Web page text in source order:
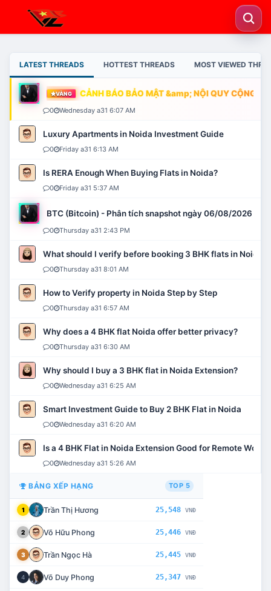
LATEST THREADS HOTTEST THREADS MOST VIEWED
VÀNG CẢNH BÁO BẢO MẬT &amp; NỘI QUY CỘNG
0 Wednesday a31 6:07 AM
Luxury Apartments in Noida Investment Guide
0 Friday a31 6:13 AM
Is RERA Enough When Buying Flats in Noida?
0 Friday a31 5:37 AM
BTC (Bitcoin) - Phân tích snapshot ngày 06/08/2026
0 Thursday a31 2:43 PM
What should I verify before booking 3 BHK flats in Noida?
0 Thursday a31 8:01 AM
How to Verify property in Noida Step by Step
0 Thursday a31 6:57 AM
Why does a 4 BHK flat Noida offer better privacy?
0 Thursday a31 6:30 AM
Why should I buy a 3 BHK flat in Noida Extension?
0 Wednesday a31 6:25 AM
Smart Investment Guide to Buy 2 BHK Flat in Noida
0 Wednesday a31 6:20 AM
Is a 4 BHK Flat in Noida Extension Good for Remote Work?
0 Wednesday a31 5:26 AM
BẢNG XẾP HẠNG TOP 5
1 Trần Thị Hương 25,548 VNĐ
2 Võ Hữu Phong 25,446 VNĐ
3 Trần Ngọc Hà 25,445 VNĐ
4 Võ Duy Phong 25,347 VNĐ